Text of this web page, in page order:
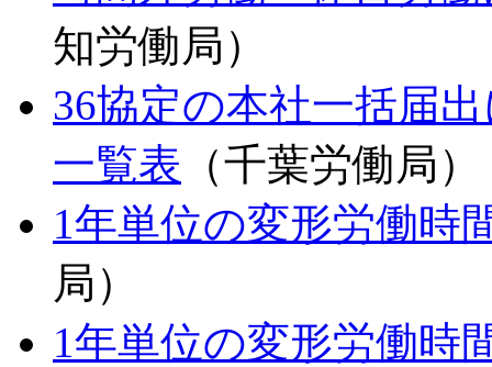
知労働局）
36協定の本社一括届
一覧表 （千葉労働局）
1年単位の変形労働時
局）
1年単位の変形労働時